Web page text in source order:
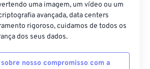
uma imagem, um vídeo ou um
avançada, data centers
rigoroso, cuidamos de todos os
dos seus dados.
nosso compromisso com a